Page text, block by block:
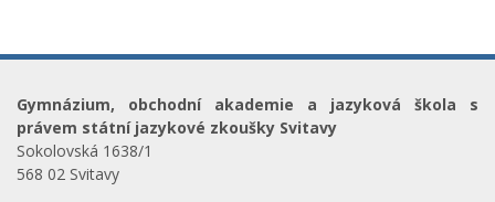
Gymnázium, obchodní akademie a jazyková škola s
právem státní jazykové zkoušky Svitavy
Sokolovská 1638/1
568 02 Svitavy